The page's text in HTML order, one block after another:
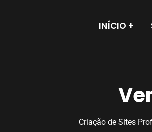
INÍCIO
Criação de Sites